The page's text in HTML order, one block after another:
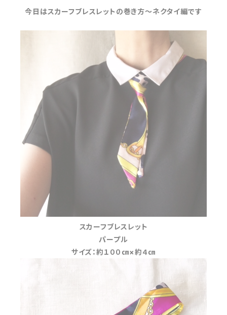
今日はスカーフブレスレットの巻き方～ネクタイ編です
スカーフブレスレット
パープル
サイズ：約１００㎝×約４㎝